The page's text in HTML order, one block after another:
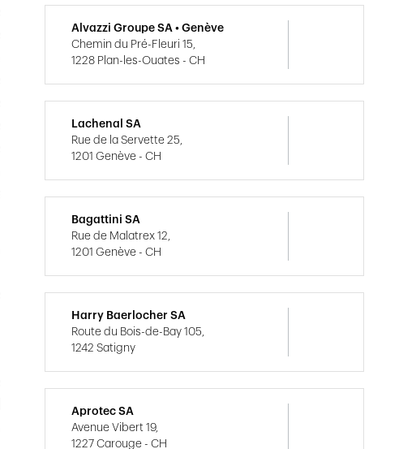
Alvazzi Groupe SA • Genève
Chemin du Pré-Fleuri 15,
1228 Plan-les-Ouates - CH
Lachenal SA
Rue de la Servette 25,
1201 Genève - CH
Bagattini SA
Rue de Malatrex 12,
1201 Genève - CH
Harry Baerlocher SA
Route du Bois-de-Bay 105,
1242 Satigny
Aprotec SA
Avenue Vibert 19,
1227 Carouge - CH